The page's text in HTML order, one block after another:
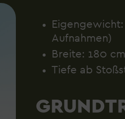
Aufnahmen)
Breite: 180 cm
Tiefe ab